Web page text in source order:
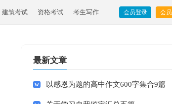
建筑考试 资格考试 考生写作 会员登录 会
最新文章
以感恩为题的高中作文600字集合9篇